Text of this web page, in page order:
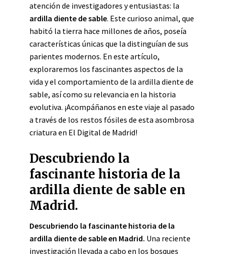
atención de investigadores y entusiastas: la
ardilla diente de sable. Este curioso animal, que
habitó la tierra hace millones de años, poseía
características únicas que la distinguían de sus
parientes modernos. En este artículo,
exploraremos los fascinantes aspectos de la
vida y el comportamiento de la ardilla diente de
sable, así como su relevancia en la historia
evolutiva. ¡Acompáñanos en este viaje al pasado
a través de los restos fósiles de esta asombrosa
criatura en El Digital de Madrid!
Descubriendo la
fascinante historia de la
ardilla diente de sable en
Madrid.
Descubriendo la fascinante historia de la
ardilla diente de sable en Madrid. Una reciente
investigación llevada a cabo en los bosques